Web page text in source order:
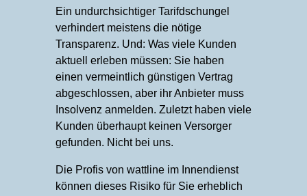
Ein undurchsichtiger Tarifdschungel
verhindert meistens die nötige
Transparenz. Und: Was viele Kunden
aktuell erleben müssen: Sie haben
einen vermeintlich günstigen Vertrag
abgeschlossen, aber ihr Anbieter muss
Insolvenz anmelden. Zuletzt haben viele
Kunden überhaupt keinen Versorger
gefunden. Nicht bei uns.
Die Profis von wattline im Innendienst
können dieses Risiko für Sie erheblich